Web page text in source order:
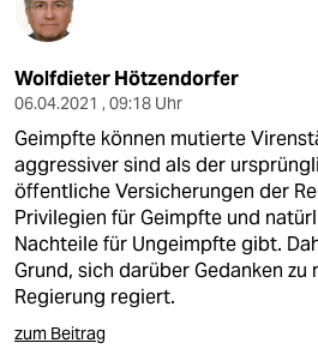
Wolfdieter Hötzendorfer
06.04.2021 , 09:18 Uhr
Geimpfte können mutierte
aggressiver sind als der
öffentliche Versicherungen der
Privilegien für Geimpfte und
Nachteile für Ungeimpfte gibt.
Grund, sich darüber Gedanken
Regierung regiert.
zum Beitrag